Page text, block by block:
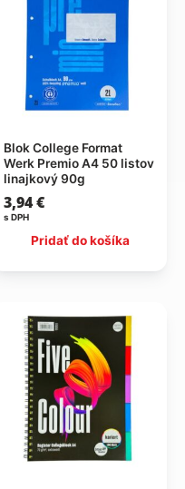
Blok College Format
Werk Premio A4 50 listov
linajkový 90g
3,94€
s DPH
Pridať do košíka